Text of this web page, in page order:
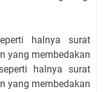
halnya surat
yang membedakan
halnya surat
yang membedakan